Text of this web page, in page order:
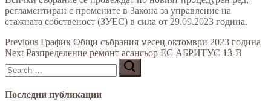
регламентиран с промените в Закона за управление на
етажната собственост (ЗУЕС) в сила от 29.09.2023 година.
Навигация
Previous Previous
post:
График Общи събрания месец октомври 2023 година
Next Next
post:
Разпределение ремонт асансьор ЕС АБРИТУС 13-В
Търсене
за:
Последни публикации